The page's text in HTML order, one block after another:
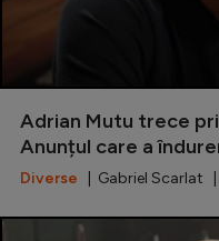
Adrian Mutu trece
Anunțul care a
Diverse | Gabriel Scarlat |